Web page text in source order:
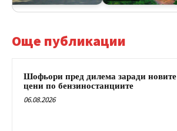
Още публикации
Шофьори пред дилема заради новите
цени по бензиностанциите
06.08.2026